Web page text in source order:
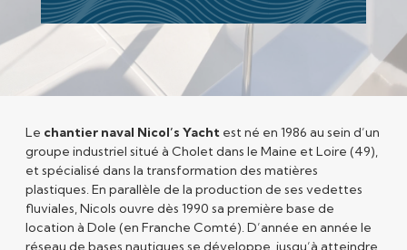
Le chantier naval Nicol’s Yacht est né en 1986 au sein d’un
groupe industriel situé à Cholet dans le Maine et Loire (49),
et spécialisé dans la transformation des matières
plastiques. En parallèle de la production de ses vedettes
fluviales, Nicols ouvre dès 1990 sa première base de
location à Dole (en Franche Comté). D’année en année le
réseau de bases nautiques se développe, jusqu’à atteindre